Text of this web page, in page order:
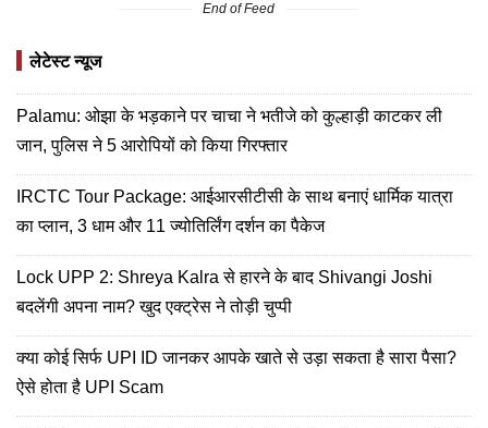
End of Feed
लेटेस्ट न्यूज
Palamu: ओझा के भड़काने पर चाचा ने भतीजे को कुल्हाड़ी काटकर ली
जान, पुलिस ने 5 आरोपियों को किया गिरफ्तार
IRCTC Tour Package: आईआरसीटीसी के साथ बनाएं धार्मिक यात्रा
का प्लान, 3 धाम और 11 ज्योतिर्लिंग दर्शन का पैकेज
Lock UPP 2: Shreya Kalra से हारने के बाद Shivangi Joshi
बदलेंगी अपना नाम? खुद एक्ट्रेस ने तोड़ी चुप्पी
क्या कोई सिर्फ UPI ID जानकर आपके खाते से उड़ा सकता है सारा पैसा?
ऐसे होता है UPI Scam